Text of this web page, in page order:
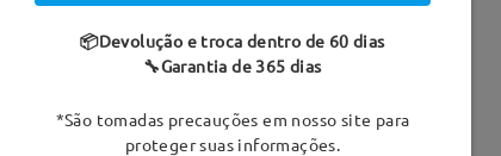
📦Devolução e troca dentro de 60 dias
🔧Garantia de 365 dias
*São tomadas precauções em nosso site para
proteger suas informações.